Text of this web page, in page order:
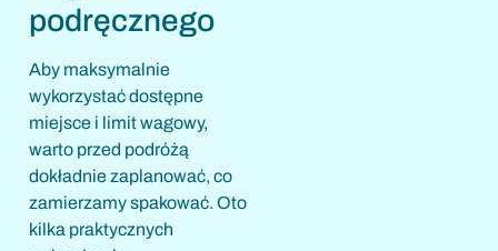
podręcznego
Aby maksymalnie
wykorzystać dostępne
miejsce i limit wagowy,
warto przed podróżą
dokładnie zaplanować, co
zamierzamy spakować. Oto
kilka praktycznych